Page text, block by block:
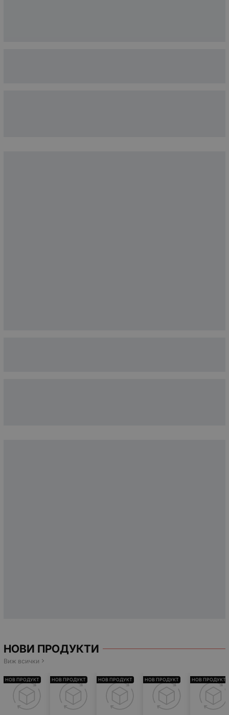
НОВИ ПРОДУКТИ
Виж всички
НОВ ПРОДУКТ НОВ ПРОДУКТ НОВ ПРОДУКТ НОВ ПРОДУКТ НОВ ПРОДУКТ